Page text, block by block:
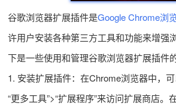
谷歌浏览器扩展插件是Google Chrome浏
许用户安装各种第三方工具和功能来增强
下是一些使用和管理谷歌浏览器扩展插件的
1. 安装扩展插件：在Chrome浏览器中，
“更多工具”>“扩展程序”来访问扩展商店。